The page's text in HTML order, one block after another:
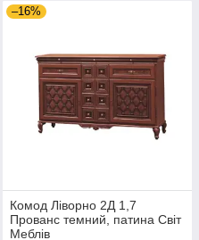
–16%
Комод Ліворно 2Д 1,7
Прованс темний, патина Світ
Меблів